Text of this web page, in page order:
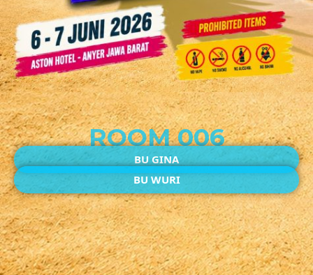
ROOM 006
BU GINA
BU WURI